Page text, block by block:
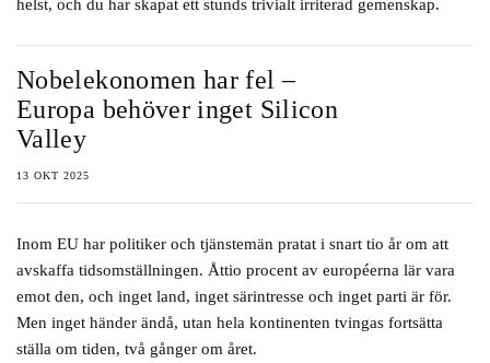
helst, och du har skapat ett stunds trivialt irriterad gemenskap.
Nobelekonomen har fel –
Europa behöver inget Silicon
Valley
13 OKT 2025
Inom EU har politiker och tjänstemän pratat i snart tio år om att
avskaffa tidsomställningen. Åttio procent av européerna lär vara
emot den, och inget land, inget särintresse och inget parti är för.
Men inget händer ändå, utan hela kontinenten tvingas fortsätta
ställa om tiden, två gånger om året.